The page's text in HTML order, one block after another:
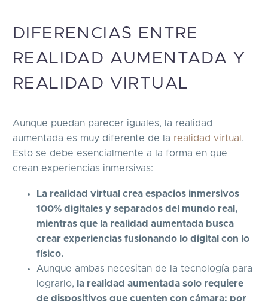
DIFERENCIAS ENTRE
REALIDAD AUMENTADA Y
REALIDAD VIRTUAL
Aunque puedan parecer iguales, la realidad
aumentada es muy diferente de la realidad virtual .
Esto se debe esencialmente a la forma en que
crean experiencias inmersivas:
La realidad virtual crea espacios inmersivos
100% digitales y separados del mundo real,
mientras que la realidad aumentada busca
crear experiencias fusionando lo digital con lo
físico.
Aunque ambas necesitan de la tecnología para
lograrlo, la realidad aumentada solo requiere
de dispositivos que cuenten con cámara; por